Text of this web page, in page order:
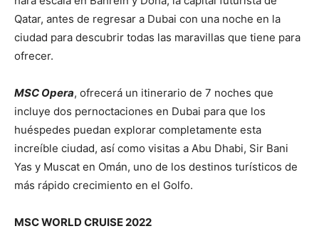
Qatar, antes de regresar a Dubai con una noche en la
ciudad para descubrir todas las maravillas que tiene para
ofrecer.
MSC Opera, ofrecerá un itinerario de 7 noches que
incluye dos pernoctaciones en Dubai para que los
huéspedes puedan explorar completamente esta
increíble ciudad, así como visitas a Abu Dhabi, Sir Bani
Yas y Muscat en Omán, uno de los destinos turísticos de
más rápido crecimiento en el Golfo.
MSC WORLD CRUISE 2022